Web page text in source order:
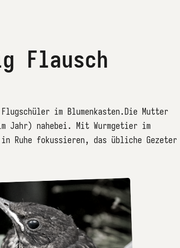
Flausch
im Blumenkasten.Die Mutter
Jahr) nahebei. Mit Wurmgetier im
Ruhe fokussieren, das übliche Gezeter